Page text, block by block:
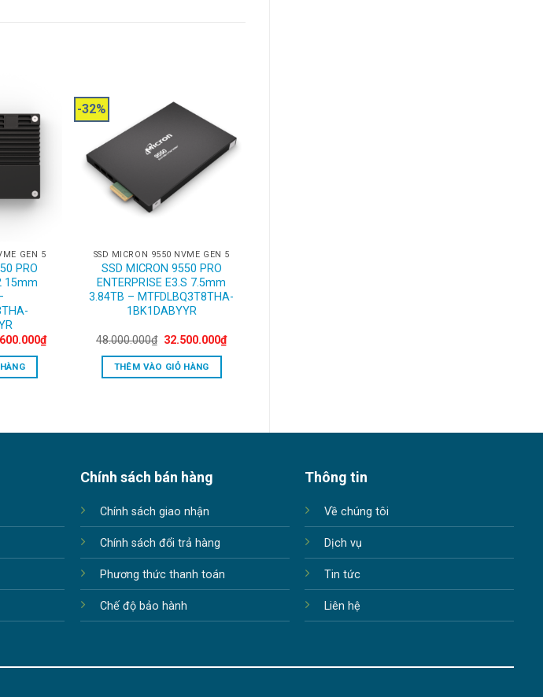
GEN 5
PRO
15mm
₫Current
price
-32%
SSD MICRON 9550 NVME GEN 5
SSD MICRON 9550 PRO
ENTERPRISE E3.S 7.5mm
3.84TB – MTFDLBQ3T8THA-
1BK1DABYYR
48.000.000₫ Original
was:
48.000.000₫.
32.500.000₫Current
price
THÊM VÀO GIỎ HÀNG
Chính sách bán hàng
Chính sách giao nhận
Chính sách đổi trả hàng
Phương thức thanh toán
Chế độ bảo hành
Thông tin
Về chúng tôi
Dịch vụ
Tin tức
Liên hệ